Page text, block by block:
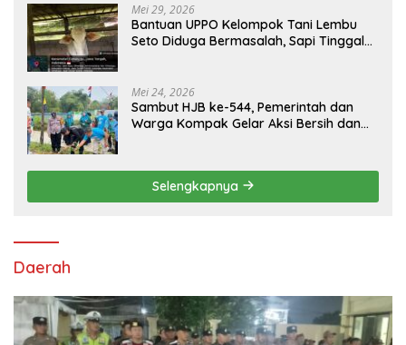
Mei 29, 2026
Bantuan UPPO Kelompok Tani Lembu
Seto Diduga Bermasalah, Sapi Tinggal
Mei 24, 2026
Sambut HJB ke-544, Pemerintah dan
Warga Kompak Gelar Aksi Bersih dan
Selengkapnya
Daerah